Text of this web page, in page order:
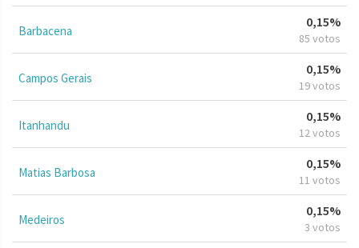
Barbacena
0,15%
85 votos
Campos Gerais
0,15%
19 votos
Itanhandu
0,15%
12 votos
Matias Barbosa
0,15%
11 votos
Medeiros
0,15%
3 votos